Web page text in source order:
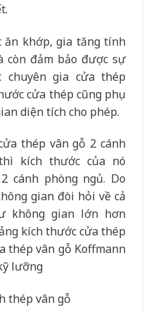
ăn khớp, gia tăng tính
còn đảm bảo được sự
chuyên gia cửa thép
cửa thép cũng phụ
diện tích cho phép.
thép vân gỗ 2 cánh
kích thước của nó
cánh phòng ngủ. Do
gian đòi hỏi về cả
không gian lớn hơn
kích thước cửa thép
thép vân gỗ Koffmann
lưỡng
thép vân gỗ